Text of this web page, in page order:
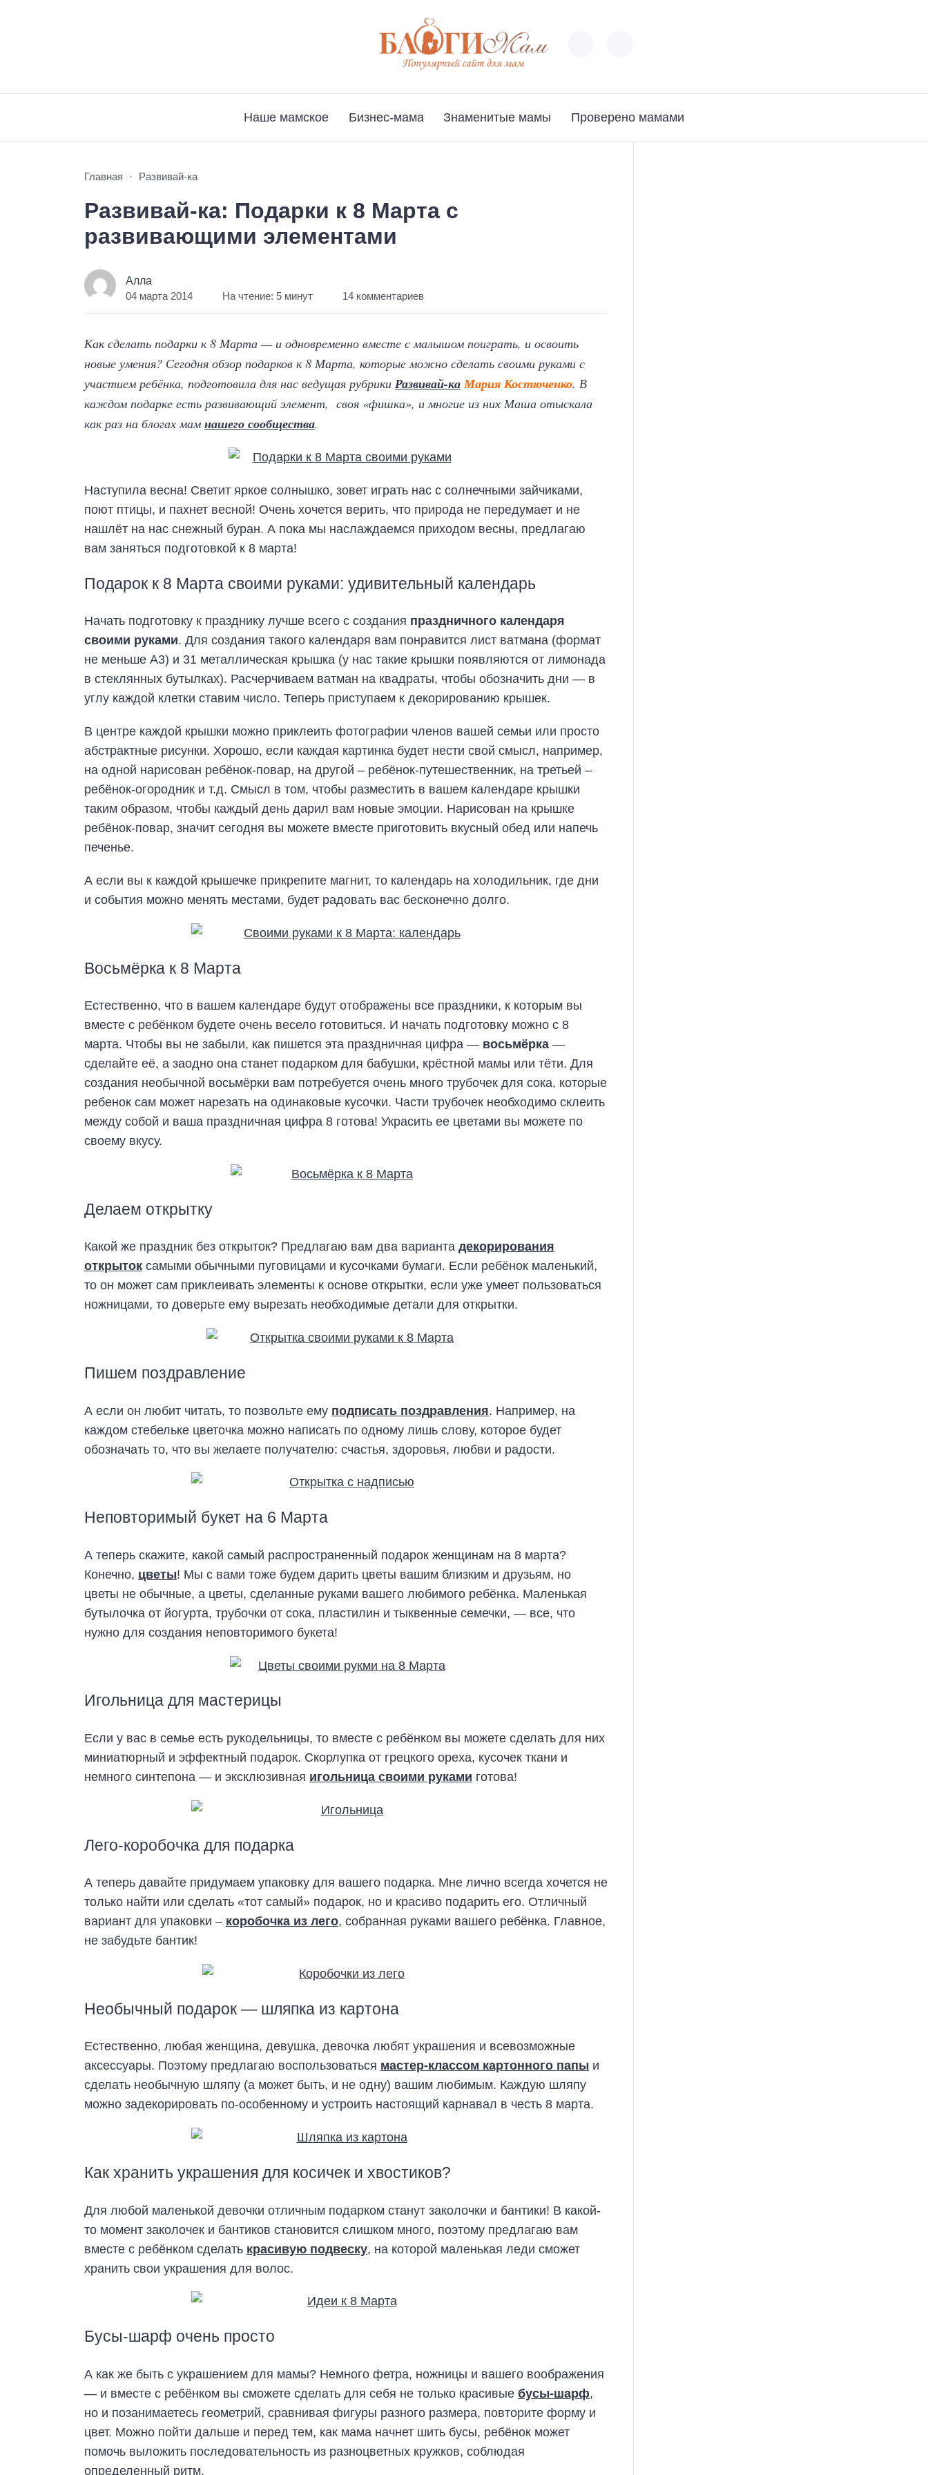
Наше мамское Бизнес-мама Знаменитые мамы Проверено мамами
Главная Развивай-ка
Развивай-ка: Подарки к 8 Марта с
развивающими элементами
Алла
04 марта 2014 На чтение: 5 минут 14 комментариев
Как сделать подарки к 8 Марта — и одновременно вместе с малышом поиграть, и освоить
новые умения? Сегодня обзор подарков к 8 Марта, которые можно сделать своими руками с
участием ребёнка, подготовила для нас ведущая рубрики Развивай-ка Мария Костюченко. В
каждом подарке есть развивающий элемент, своя «фишка», и многие из них Маша отыскала
как раз на блогах мам нашего сообщества.
Наступила весна! Светит яркое солнышко, зовет играть нас с солнечными зайчиками,
поют птицы, и пахнет весной! Очень хочется верить, что природа не передумает и не
нашлёт на нас снежный буран. А пока мы наслаждаемся приходом весны, предлагаю
вам заняться подготовкой к 8 марта!
Подарок к 8 Марта своими руками: удивительный календарь
Начать подготовку к празднику лучше всего с создания праздничного календаря
своими руками. Для создания такого календаря вам понравится лист ватмана (формат
не меньше А3) и 31 металлическая крышка (у нас такие крышки появляются от лимонада
в стеклянных бутылках). Расчерчиваем ватман на квадраты, чтобы обозначить дни — в
углу каждой клетки ставим число. Теперь приступаем к декорированию крышек.
В центре каждой крышки можно приклеить фотографии членов вашей семьи или просто
абстрактные рисунки. Хорошо, если каждая картинка будет нести свой смысл, например,
на одной нарисован ребёнок-повар, на другой – ребёнок-путешественник, на третьей –
ребёнок-огородник и т.д. Смысл в том, чтобы разместить в вашем календаре крышки
таким образом, чтобы каждый день дарил вам новые эмоции. Нарисован на крышке
ребёнок-повар, значит сегодня вы можете вместе приготовить вкусный обед или напечь
печенье.
А если вы к каждой крышечке прикрепите магнит, то календарь на холодильник, где дни
и события можно менять местами, будет радовать вас бесконечно долго.
Восьмёрка к 8 Марта
Естественно, что в вашем календаре будут отображены все праздники, к которым вы
вместе с ребёнком будете очень весело готовиться. И начать подготовку можно с 8
марта. Чтобы вы не забыли, как пишется эта праздничная цифра — восьмёрка —
сделайте её, а заодно она станет подарком для бабушки, крёстной мамы или тёти. Для
создания необычной восьмёрки вам потребуется очень много трубочек для сока, которые
ребенок сам может нарезать на одинаковые кусочки. Части трубочек необходимо склеить
между собой и ваша праздничная цифра 8 готова! Украсить ее цветами вы можете по
своему вкусу.
Делаем открытку
Какой же праздник без открыток? Предлагаю вам два варианта декорирования
открыток самыми обычными пуговицами и кусочками бумаги. Если ребёнок маленький,
то он может сам приклеивать элементы к основе открытки, если уже умеет пользоваться
ножницами, то доверьте ему вырезать необходимые детали для открытки.
Пишем поздравление
А если он любит читать, то позвольте ему подписать поздравления. Например, на
каждом стебельке цветочка можно написать по одному лишь слову, которое будет
обозначать то, что вы желаете получателю: счастья, здоровья, любви и радости.
Неповторимый букет на 6 Марта
А теперь скажите, какой самый распространенный подарок женщинам на 8 марта?
Конечно, цветы! Мы с вами тоже будем дарить цветы вашим близким и друзьям, но
цветы не обычные, а цветы, сделанные руками вашего любимого ребёнка. Маленькая
бутылочка от йогурта, трубочки от сока, пластилин и тыквенные семечки, — все, что
нужно для создания неповторимого букета!
Игольница для мастерицы
Если у вас в семье есть рукодельницы, то вместе с ребёнком вы можете сделать для них
миниатюрный и эффектный подарок. Скорлупка от грецкого ореха, кусочек ткани и
немного синтепона — и эксклюзивная игольница своими руками готова!
Лего-коробочка для подарка
А теперь давайте придумаем упаковку для вашего подарка. Мне лично всегда хочется не
только найти или сделать «тот самый» подарок, но и красиво подарить его. Отличный
вариант для упаковки – коробочка из лего, собранная руками вашего ребёнка. Главное,
не забудьте бантик!
Необычный подарок — шляпка из картона
Естественно, любая женщина, девушка, девочка любят украшения и всевозможные
аксессуары. Поэтому предлагаю воспользоваться мастер-классом картонного папы и
сделать необычную шляпу (а может быть, и не одну) вашим любимым. Каждую шляпу
можно задекорировать по-особенному и устроить настоящий карнавал в честь 8 марта.
Как хранить украшения для косичек и хвостиков?
Для любой маленькой девочки отличным подарком станут заколочки и бантики! В какой-
то момент заколочек и бантиков становится слишком много, поэтому предлагаю вам
вместе с ребёнком сделать красивую подвеску, на которой маленькая леди сможет
хранить свои украшения для волос.
Бусы-шарф очень просто
А как же быть с украшением для мамы? Немного фетра, ножницы и вашего воображения
— и вместе с ребёнком вы сможете сделать для себя не только красивые бусы-шарф,
но и позанимаетесь геометрий, сравнивая фигуры разного размера, повторите форму и
цвет. Можно пойти дальше и перед тем, как мама начнет шить бусы, ребёнок может
помочь выложить последовательность из разноцветных кружков, соблюдая
определенный ритм.